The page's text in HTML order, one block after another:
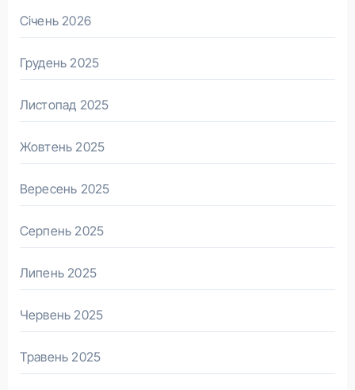
Січень 2026
Грудень 2025
Листопад 2025
Жовтень 2025
Вересень 2025
Серпень 2025
Липень 2025
Червень 2025
Травень 2025